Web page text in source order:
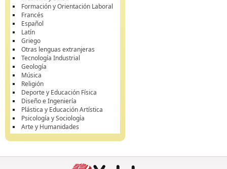
Formación y Orientación Laboral
Francés
Español
Latín
Griego
Otras lenguas extranjeras
Tecnología Industrial
Geología
Música
Religión
Deporte y Educación Física
Diseño e Ingeniería
Plástica y Educación Artística
Psicología y Sociología
Arte y Humanidades